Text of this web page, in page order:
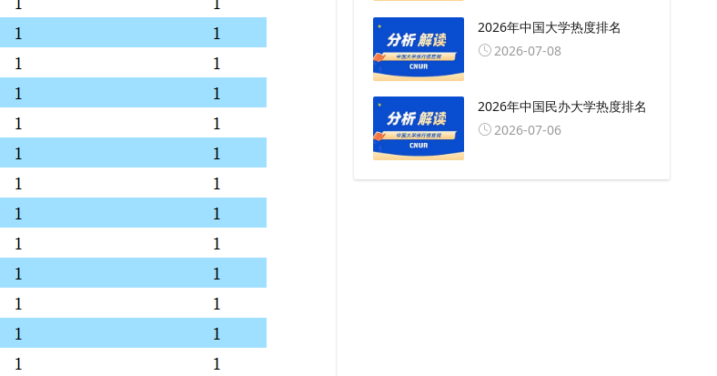
2026年中国大学热度排名
2026-07-08
2026年中国民办大学热度排名
2026-07-06